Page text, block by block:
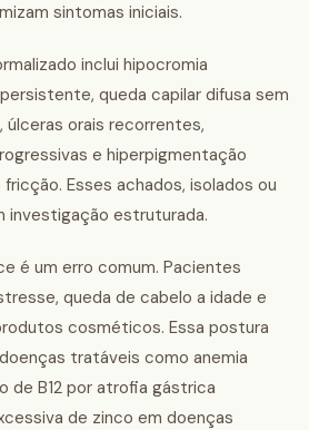
sintomas iniciais.
inclui hipocromia
queda capilar difusa sem
orais recorrentes,
e hiperpigmentação
Esses achados, isolados ou
investigação estruturada.
é um erro comum. Pacientes
queda de cabelo a idade e
cosméticos. Essa postura
tratáveis como anemia
de B12 por atrofia gástrica
de zinco em doenças